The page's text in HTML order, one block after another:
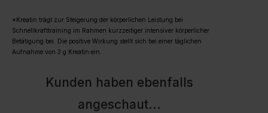
*Kreatin trägt zur Steigerung der körperlichen Leistung bei
Schnellkrafttraining im Rahmen kurzzeitiger intensiver körperlicher
Betätigung bei. Die positive Wirkung stellt sich bei einer täglichen
Aufnahme von 3 g Kreatin ein.
Kunden haben ebenfalls
angeschaut...